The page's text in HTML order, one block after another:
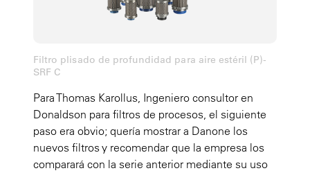
Filtro plisado de profundidad para aire estéril (P)-
SRF C
Para Thomas Karollus, Ingeniero consultor en
Donaldson para filtros de procesos, el siguiente
paso era obvio; quería mostrar a Danone los
nuevos filtros y recomendar que la empresa los
comparará con la serie anterior mediante su uso